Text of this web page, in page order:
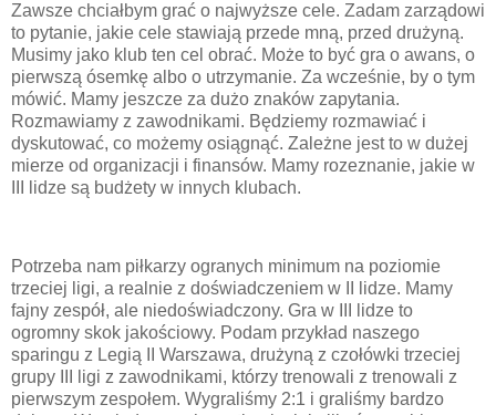
Zawsze chciałbym grać o najwyższe cele. Zadam zarządowi
to pytanie, jakie cele stawiają przede mną, przed drużyną.
Musimy jako klub ten cel obrać. Może to być gra o awans, o
pierwszą ósemkę albo o utrzymanie. Za wcześnie, by o tym
mówić. Mamy jeszcze za dużo znaków zapytania.
Rozmawiamy z zawodnikami. Będziemy rozmawiać i
dyskutować, co możemy osiągnąć. Zależne jest to w dużej
mierze od organizacji i finansów. Mamy rozeznanie, jakie w
III lidze są budżety w innych klubach.
Potrzeba nam piłkarzy ogranych minimum na poziomie
trzeciej ligi, a realnie z doświadczeniem w II lidze. Mamy
fajny zespół, ale niedoświadczony. Gra w III lidze to
ogromny skok jakościowy. Podam przykład naszego
sparingu z Legią II Warszawa, drużyną z czołówki trzeciej
grupy III ligi z zawodnikami, którzy trenowali z trenowali z
pierwszym zespołem. Wygraliśmy 2:1 i graliśmy bardzo